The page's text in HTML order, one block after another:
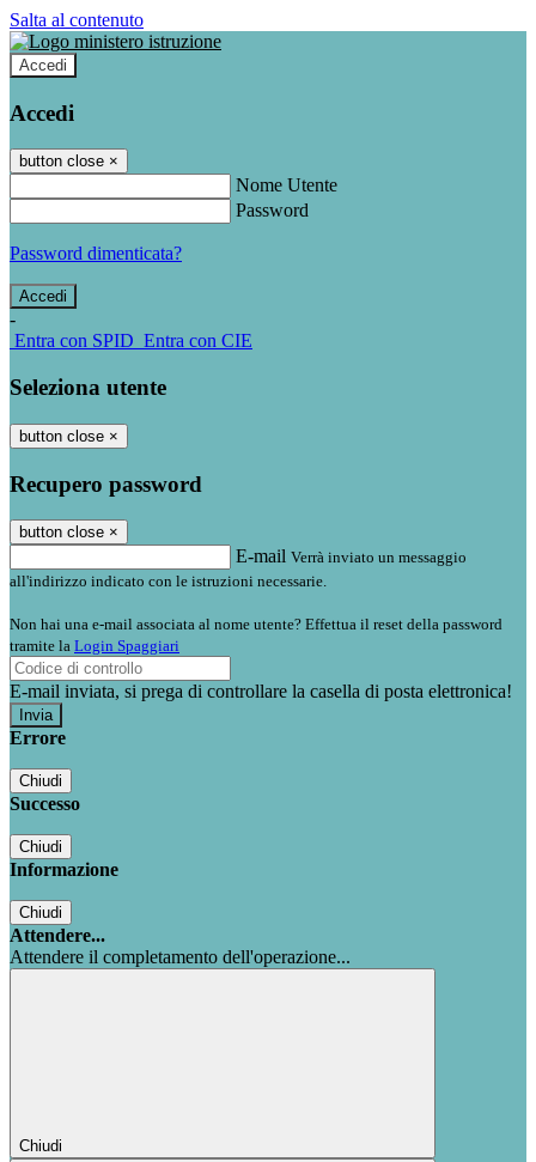
Salta al contenuto
Accedi
Accedi
button close ×
Nome Utente
Password
Password dimenticata?
-
Entra con SPID Entra con CIE
Seleziona utente
button close ×
Recupero password
button close ×
E-mail Verrà inviato un messaggio
all'indirizzo indicato con le istruzioni necessarie.
Non hai una e-mail associata al nome utente? Effettua il reset della password
tramite la Login Spaggiari
E-mail inviata, si prega di controllare la casella di posta elettronica!
Errore
Chiudi
Successo
Chiudi
Informazione
Chiudi
Attendere...
Attendere il completamento dell'operazione...
Chiudi